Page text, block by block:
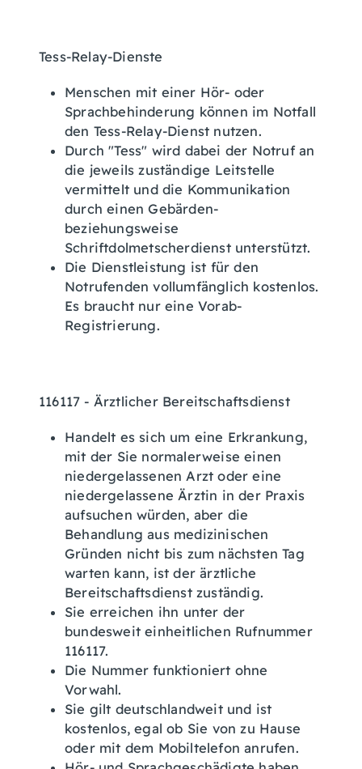
Tess-Relay-Dienste
Menschen mit einer Hör- oder
Sprachbehinderung können im Notfall
den Tess-Relay-Dienst nutzen.
Durch "Tess" wird dabei der Notruf an
die jeweils zuständige Leitstelle
vermittelt und die Kommunikation
durch einen Gebärden-
beziehungsweise
Schriftdolmetscherdienst unterstützt.
Die Dienstleistung ist für den
Notrufenden vollumfänglich kostenlos.
Es braucht nur eine Vorab-
Registrierung.
116117 - Ärztlicher Bereitschaftsdienst
Handelt es sich um eine Erkrankung,
mit der Sie normalerweise einen
niedergelassenen Arzt oder eine
niedergelassene Ärztin in der Praxis
aufsuchen würden, aber die
Behandlung aus medizinischen
Gründen nicht bis zum nächsten Tag
warten kann, ist der ärztliche
Bereitschaftsdienst zuständig.
Sie erreichen ihn unter der
bundesweit einheitlichen Rufnummer
116117.
Die Nummer funktioniert ohne
Vorwahl.
Sie gilt deutschlandweit und ist
kostenlos, egal ob Sie von zu Hause
oder mit dem Mobiltelefon anrufen.